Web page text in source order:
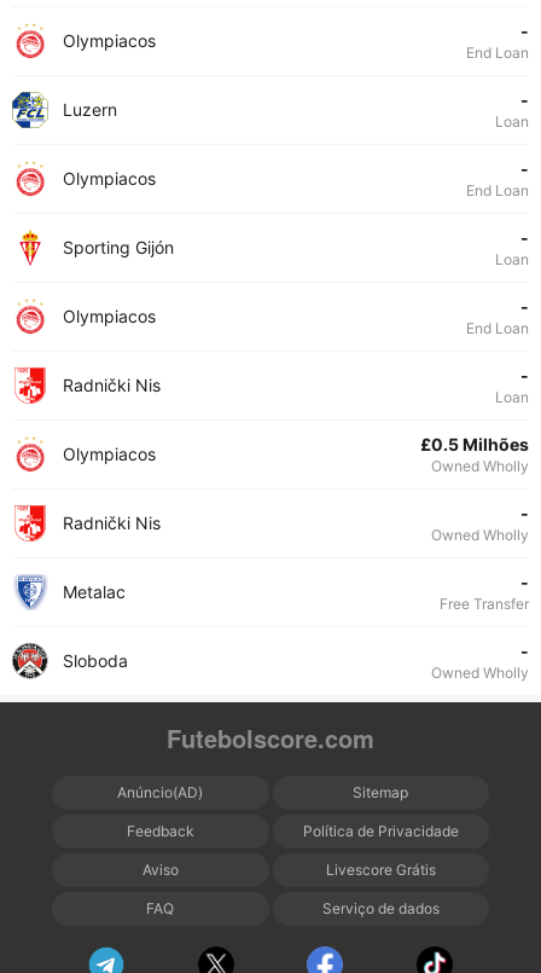
Olympiacos -
End Loan
Luzern -
Loan
Olympiacos -
End Loan
Sporting Gijón -
Loan
Olympiacos -
End Loan
Radnički Nis -
Loan
Olympiacos £0.5 Milhões
Owned Wholly
Radnički Nis -
Owned Wholly
Metalac -
Free Transfer
Sloboda -
Owned Wholly
Futebolscore.com
Anúncio(AD) Sitemap
Feedback Política de Privacidade
Aviso Livescore Grátis
FAQ Serviço de dados